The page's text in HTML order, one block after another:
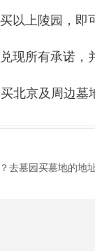
以上陵园，即
现所有承诺，
北京及周边墓